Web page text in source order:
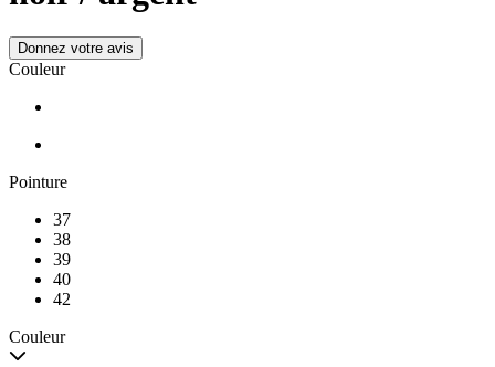
Donnez votre avis
Couleur
Pointure
37
38
39
40
42
Couleur